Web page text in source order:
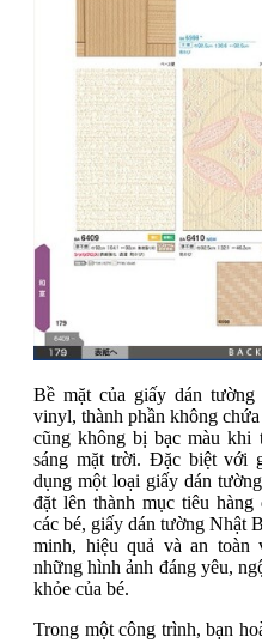
Bề mặt của giấy dán
vinyl, thành phần không
cũng không bị bạc màu khi
sáng mặt trời. Đặc biệt với
dụng một loại giấy dán
đặt lên thành mục tiêu
các bé, giấy dán tường Nhật
minh, hiệu quả và an
những hình ảnh đáng yêu,
khỏe của bé.
Trong một công trình, bạn